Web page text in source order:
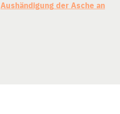
Aushändigung der Asche an